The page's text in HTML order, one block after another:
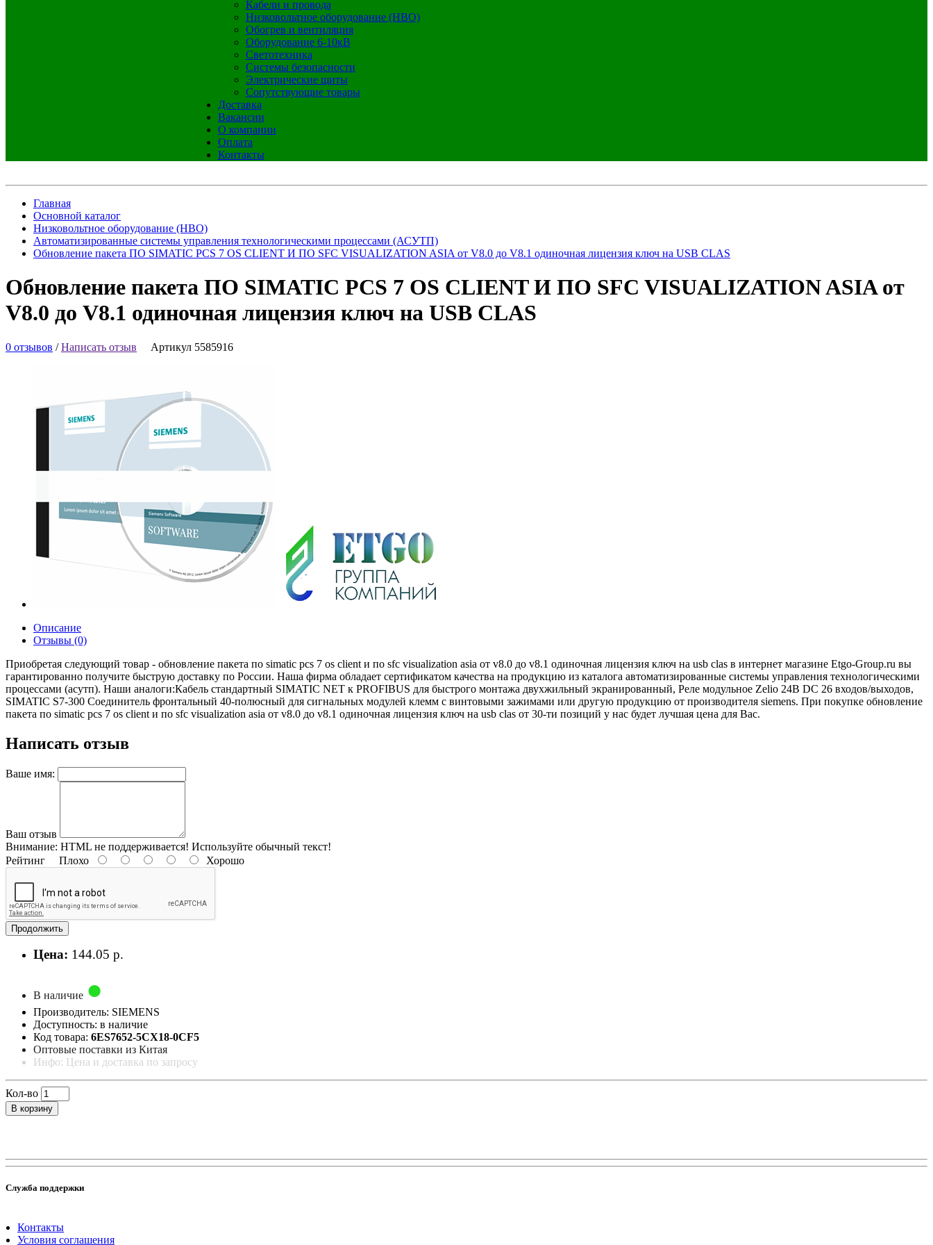
Кабели и провода
Низковольтное оборудование (НВО)
Обогрев и вентиляция
Оборудование 6-10кВ
Светотехника
Системы безопасности
Электрические щиты
Сопутствующие товары
Доставка
Вакансии
О компании
Оплата
Контакты
Главная
Основной каталог
Низковольтное оборудование (НВО)
Автоматизированные системы управления технологическими процессами (АСУТП)
Обновление пакета ПО SIMATIC PCS 7 OS CLIENT И ПО SFC VISUALIZATION ASIA от V8.0 до V8.1 одиночная лицензия ключ на USB CLAS
Обновление пакета ПО SIMATIC PCS 7 OS CLIENT И ПО SFC VISUALIZATION ASIA от
V8.0 до V8.1 одиночная лицензия ключ на USB CLAS
0 отзывов /Написать отзыв Артикул 5585916
Описание
Отзывы (0)
Приобретая следующий товар - обновление пакета по simatic pcs 7 os client и по sfc visualization asia от v8.0 до v8.1 одиночная лицензия ключ на usb clas в интернет магазине Etgo-Group.ru вы
гарантированно получите быструю доставку по России. Наша фирма обладает сертификатом качества на продукцию из каталога автоматизированные системы управления технологическими
процессами (асутп). Наши аналоги:Кабель стандартный SIMATIC NET к PROFIBUS для быстрого монтажа двухжильный экранированный, Реле модульное Zelio 24В DC 26 входов/выходов,
SIMATIC S7-300 Соединитель фронтальный 40-полюсный для сигнальных модулей клемм с винтовыми зажимами или другую продукцию от производителя siemens. При покупке обновление
пакета по simatic pcs 7 os client и по sfc visualization asia от v8.0 до v8.1 одиночная лицензия ключ на usb clas от 30-ти позиций у нас будет лучшая цена для Вас.
Написать отзыв
Ваше имя:
Ваш отзыв
Внимание: HTML не поддерживается! Используйте обычный текст!
Рейтинг Плохо Хорошо
Продолжить
Цена: 144.05 р.
В наличие
Производитель: SIEMENS
Доступность: в наличие
Код товара: 6ES7652-5CX18-0CF5
Оптовые поставки из Китая
Инфо: Цена и доставка по запросу
Кол-во
В корзину
Служба поддержки
Контакты
Условия соглашения